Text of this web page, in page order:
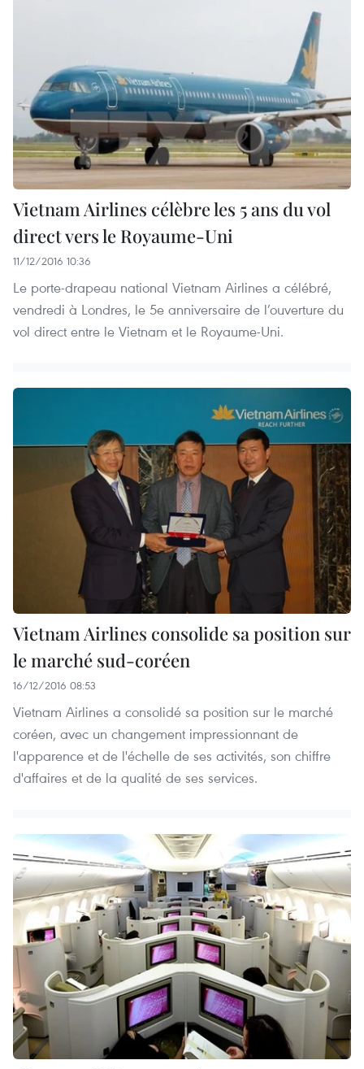
Vietnam Airlines célèbre les 5 ans ​du vol
direct vers le Royaume-Uni
11/12/2016 10:36
Le porte-drapeau national Vietnam Airlines a célébré,
vendredi à Londres, le 5e anniversaire de l’ouverture du
vol direct entre le Vietnam et le Royaume-Uni.
Vietnam Airlines consolide sa position sur
le marché sud-coréen
16/12/2016 08:53
Vietnam Airlines a consolidé sa position sur le marché
coréen, avec un changement impressionnant de
l'apparence et de l'échelle de ses activités, son chiffre
d'affaires et de la qualité de ses services.